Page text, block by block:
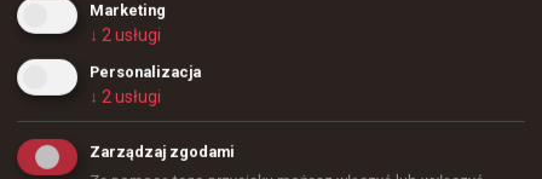
No jasne, że jest o wiele łatwiej, kiedy
masz za sobą wielką markę, i oczywiście
o wiele łatwiej, gdy jesteś pewny ludzi, z którymi
współpracujesz. Teraz w 1win pracują ze
SweetyPotzem, moim poprzednim menedżerem
z Cloud9 i Gambit. To świetny gość, jestem go w
Marketing
↓ 2usługi
Personalizacja
↓ 2usługi
Zarządzaj zgodami